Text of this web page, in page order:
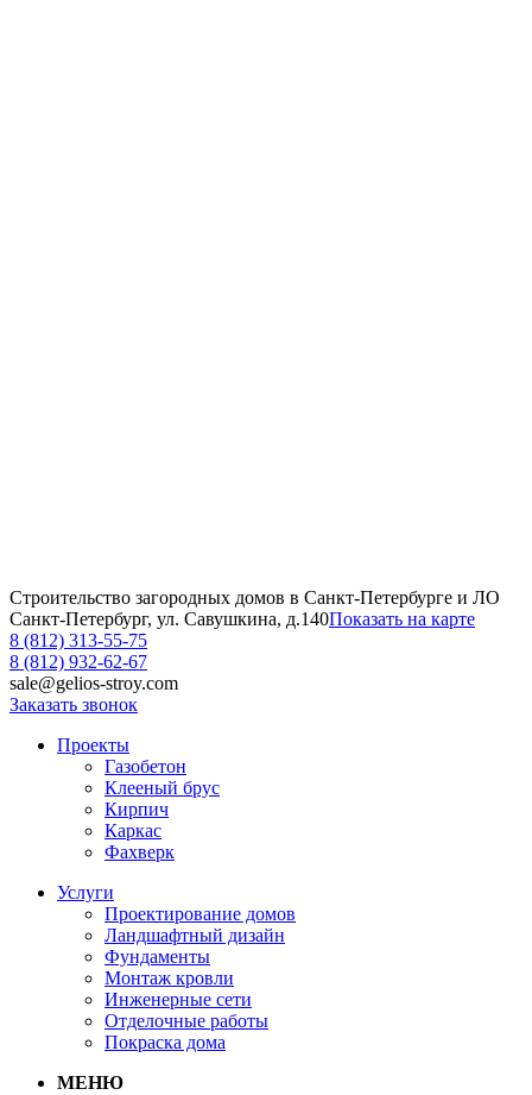
Строительство загородных домов в Санкт-Петербурге и ЛО
Санкт-Петербург, ул. Савушкина, д.140Показать на карте
8 (812) 313-55-75
8 (812) 932-62-67
sale@gelios-stroy.com
Заказать звонок
Проекты
Газобетон
Клееный брус
Кирпич
Каркас
Фахверк
Услуги
Проектирование домов
Ландшафтный дизайн
Фундаменты
Монтаж кровли
Инженерные сети
Отделочные работы
Покраска дома
МЕНЮ